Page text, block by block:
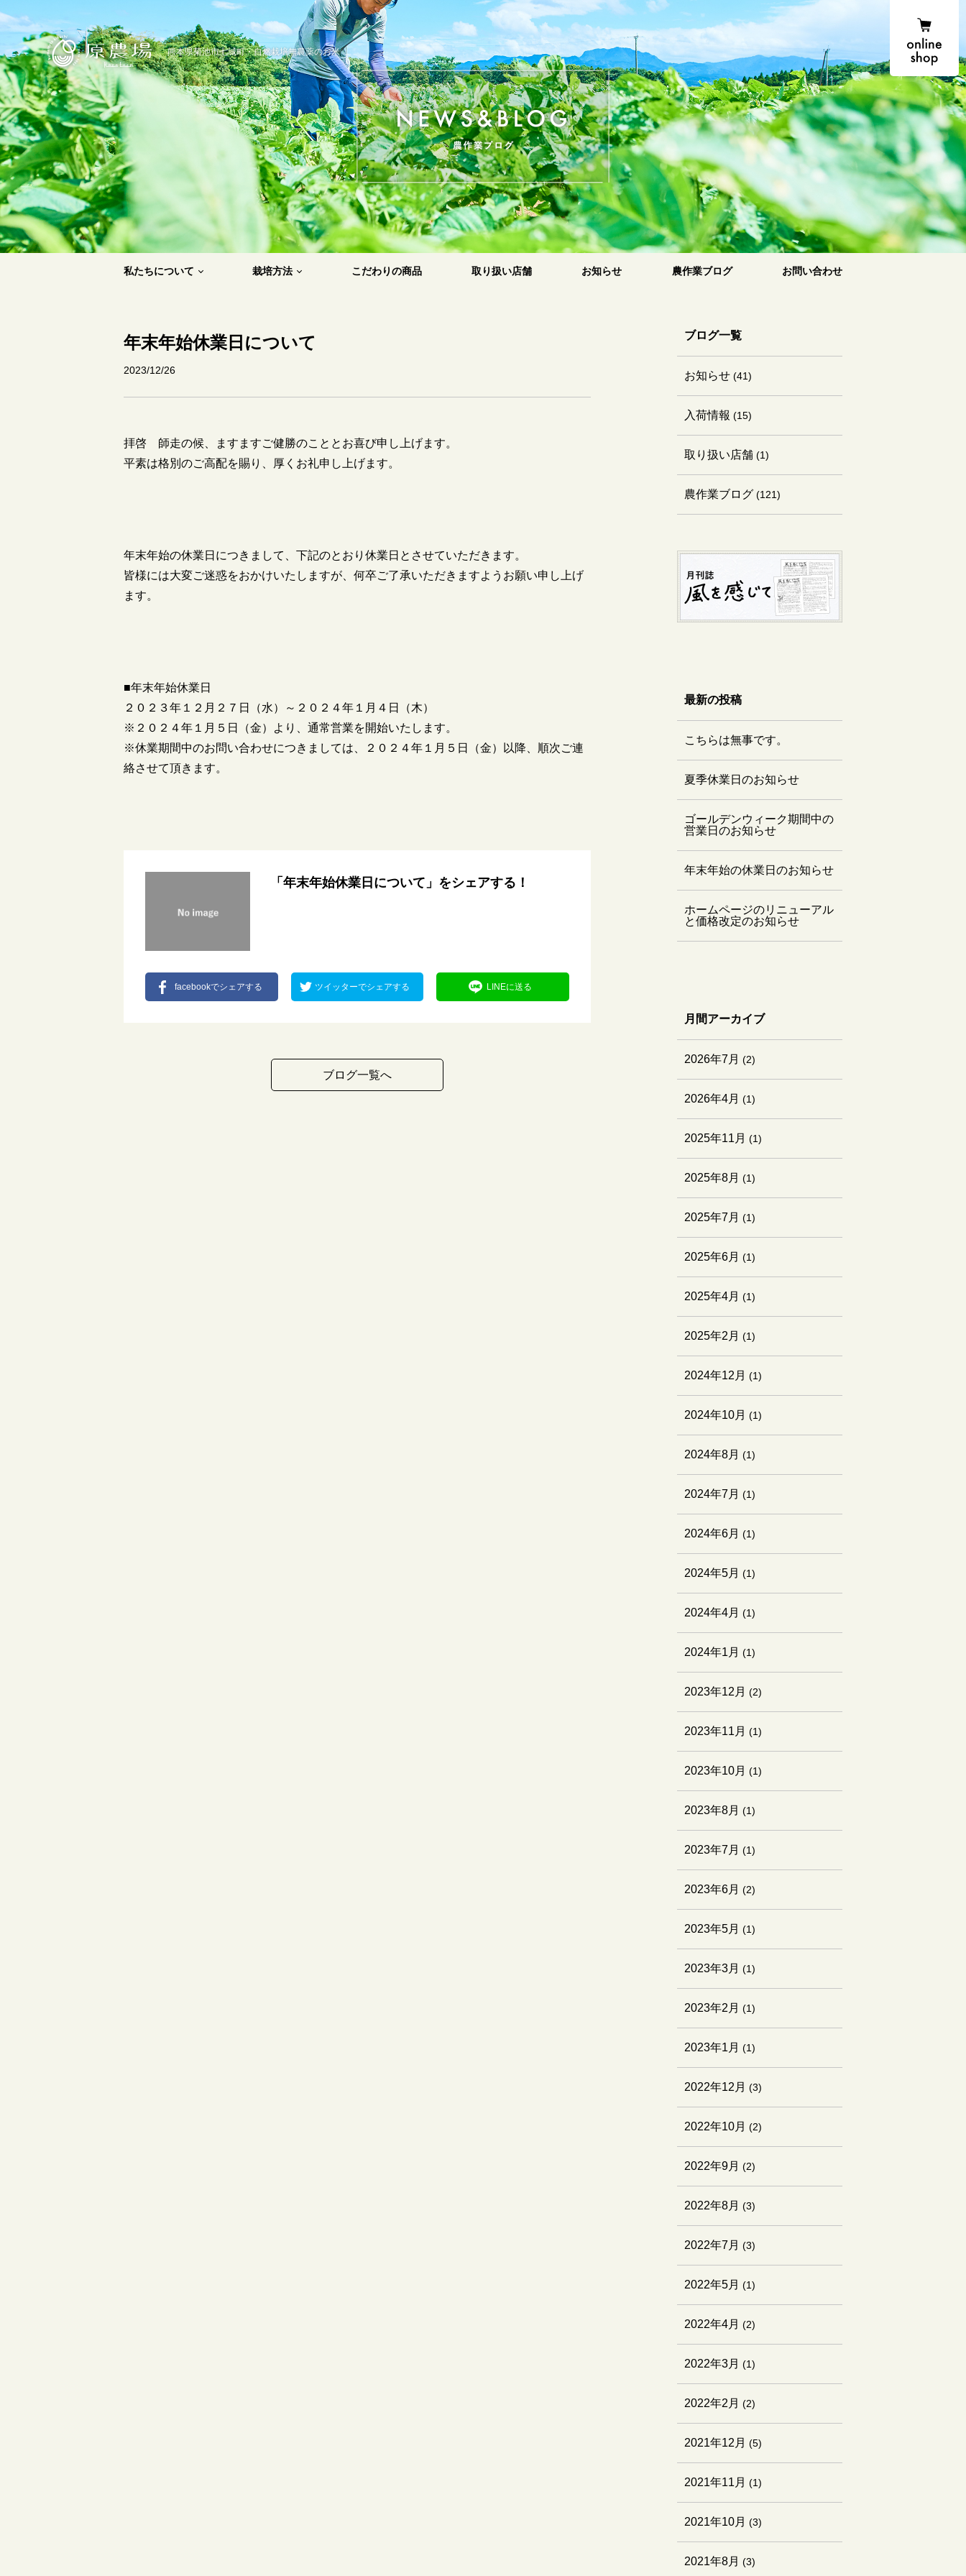
原農場便り
原農場
熊本県菊池市七城町・自然栽培無農薬のお米
私たちについて 栽培方法 こだわりの商品 取り扱い店舗 お知らせ 農作業ブログ お問い合わせ
年末年始休業日について
2023/12/26
拝啓 師走の候、ますますご健勝のこととお喜び申し上げます。
平素は格別のご高配を賜り、厚くお礼申し上げます。
年末年始の休業日につきまして、下記のとおり休業日とさせていただきます。
皆様には大変ご迷惑をおかけいたしますが、何卒ご了承いただきますようお願い申し上げ
ます。
■年末年始休業日
２０２３年１２月２７日（水）～２０２４年１月４日（木）
※２０２４年１月５日（金）より、通常営業を開始いたします。
※休業期間中のお問い合わせにつきましては、２０２４年１月５日（金）以降、順次ご連
絡させて頂きます。
「年末年始休業日について」をシェアする！
facebookでシェアする ツイッターでシェアする LINEに送る
ブログ一覧へ
ブログ一覧
お知らせ (41)
入荷情報 (15)
取り扱い店舗 (1)
農作業ブログ (121)
最新の投稿
こちらは無事です。
夏季休業日のお知らせ
ゴールデンウィーク期間中の
営業日のお知らせ
年末年始の休業日のお知らせ
ホームページのリニューアル
と価格改定のお知らせ
月間アーカイブ
2026年7月 (2)
2026年4月 (1)
2025年11月 (1)
2025年8月 (1)
2025年7月 (1)
2025年6月 (1)
2025年4月 (1)
2025年2月 (1)
2024年12月 (1)
2024年10月 (1)
2024年8月 (1)
2024年7月 (1)
2024年6月 (1)
2024年5月 (1)
2024年4月 (1)
2024年1月 (1)
2023年12月 (2)
2023年11月 (1)
2023年10月 (1)
2023年8月 (1)
2023年7月 (1)
2023年6月 (2)
2023年5月 (1)
2023年3月 (1)
2023年2月 (1)
2023年1月 (1)
2022年12月 (3)
2022年10月 (2)
2022年9月 (2)
2022年8月 (3)
2022年7月 (3)
2022年5月 (1)
2022年4月 (2)
2022年3月 (1)
2022年2月 (2)
2021年12月 (5)
2021年11月 (1)
2021年10月 (3)
2021年8月 (3)